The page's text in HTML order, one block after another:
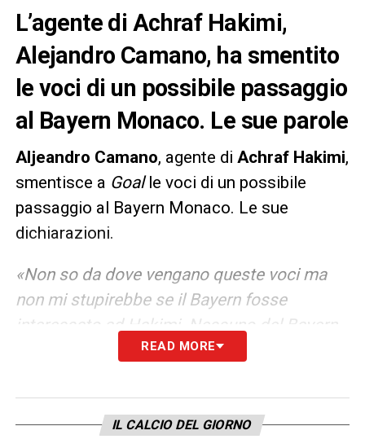
L’agente di Achraf Hakimi,
Alejandro Camano, ha smentito
le voci di un possibile passaggio
al Bayern Monaco. Le sue parole
Aljeandro Camano, agente di Achraf Hakimi,
smentisce a Goalle voci di un possibile
passaggio al Bayern Monaco. Le sue
dichiarazioni.
«Non so da dove vengano queste voci ma
non mi stupirebbe se il Bayern fosse
interessato ad Hakimi. Nessuno del Bayern
mi ha contattato. Achraf è molto contento
vorrebbe giocare per il Bayern?».
READ MORE
IL CALCIO DEL GIORNO